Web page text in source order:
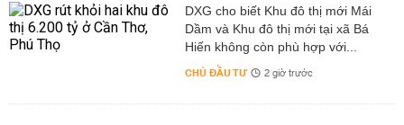
DXG cho biết Khu đô thị mới Mái
Dầm và Khu đô thị mới tại xã Bá
Hiến không còn phù hợp với...
CHỦ ĐẦU TƯ 2 giờ trước